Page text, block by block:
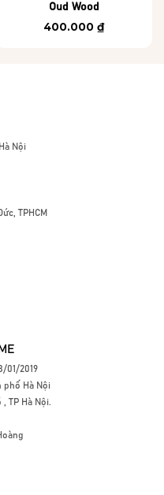
Oud Wood
400.000 ₫
Nội
TPHCM
01/2019
phố Hà Nội
, TP Hà Nội.